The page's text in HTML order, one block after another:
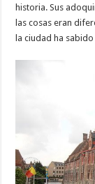
historia. Sus
las cosas eran
la ciudad ha